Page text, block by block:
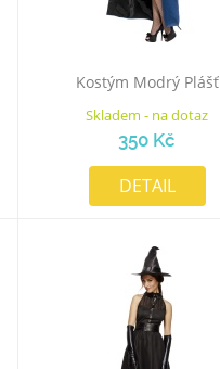
Kostým Modrý Plášť
Skladem - na dotaz
350 Kč
DETAIL